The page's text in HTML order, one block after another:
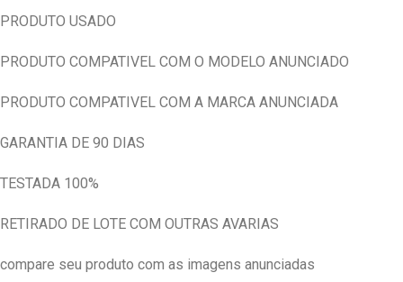
PRODUTO USADO
PRODUTO COMPATIVEL COM O MODELO ANUNCIADO
PRODUTO COMPATIVEL COM A MARCA ANUNCIADA
GARANTIA DE 90 DIAS
TESTADA 100%
RETIRADO DE LOTE COM OUTRAS AVARIAS
compare seu produto com as imagens anunciadas